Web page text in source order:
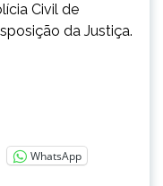
Civil de
da Justiça.
WhatsApp